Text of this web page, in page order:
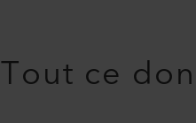
Tout ce